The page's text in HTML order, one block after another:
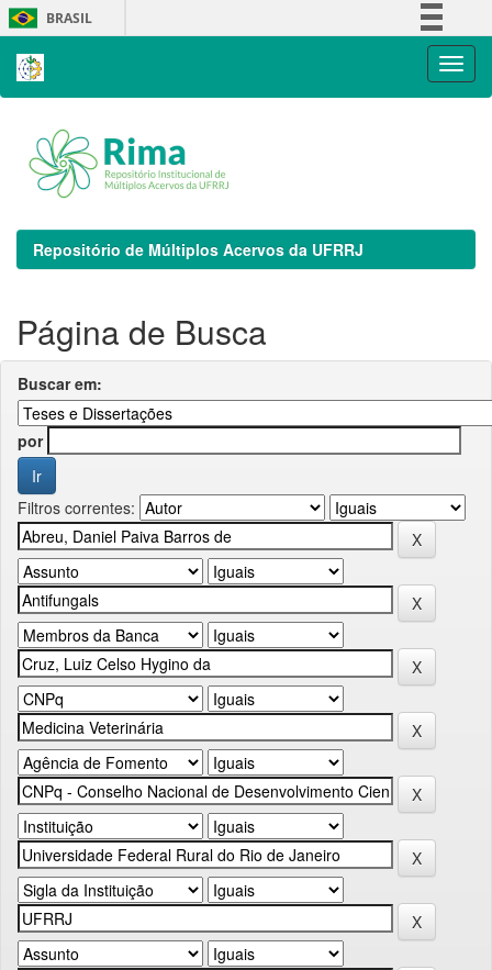
Skip
navigation
BRASIL
Repositório de Múltiplos Acervos da UFRRJ
Página de Busca
Buscar em:
por
Filtros correntes: